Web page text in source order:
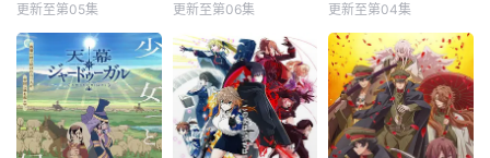
更新至第05集 更新至第06集 更新至第04集